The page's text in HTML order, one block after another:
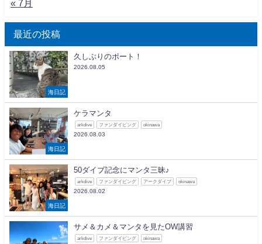
« 7月
最近の投稿
海日記
久しぶりのボート！
2026.08.05
海日記
ケラマンタ
arkdive ファンダイビング okinawa
2026.08.03
海日記
50ダイブ記念にマンタ三昧♪
arkdive ファンダイビング アークダイブ okinawa
2026.08.02
サメ＆カメ＆マンタを見たOW講習
arkdive ファンダイビング okinawa